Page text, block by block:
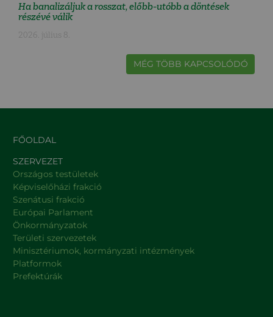
Ha banalizáljuk a rosszat, előbb-utóbb a döntések
részévé válik
2026. július 8.
MÉG TÖBB KAPCSOLÓDÓ
FŐOLDAL
SZERVEZET
Országos testületek
Képviselőházi frakció
Szenátusi frakció
Európai Parlament
Önkormányzatok
Területi szervezetek
Minisztériumok, kormányzati intézmények
Platformok
Prefektúrák